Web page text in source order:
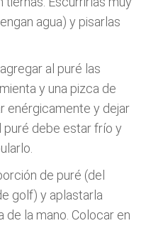
agua) y pisarlas
al puré las
y una pizca de
enérgicamente y dejar
puré debe estar frío y
de puré (del
golf) y aplastarla
de la mano. Colocar en